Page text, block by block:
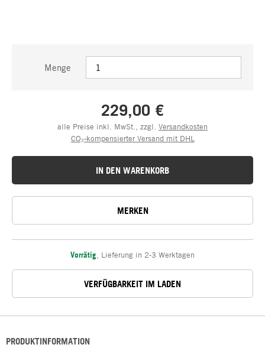
Menge
229,00 €
alle Preise inkl. MwSt., zzgl. Versandkosten
CO₂-kompensierter Versand mit DHL
IN DEN WARENKORB
MERKEN
Vorrätig Lieferung in 2-3 Werktagen
VERFÜGBARKEIT IM LADEN
PRODUKTINFORMATION